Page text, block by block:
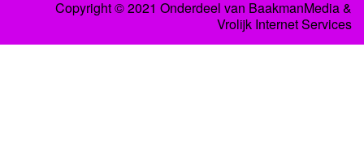
Copyright © 2021 Onderdeel van BaakmanMedia&
Vrolijk Internet Services